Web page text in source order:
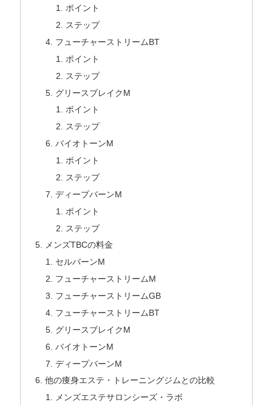
ポイント
ステップ
フューチャーストリームBT
ポイント
ステップ
グリースブレイクM
ポイント
ステップ
バイオトーンM
ポイント
ステップ
ディープバーンM
ポイント
ステップ
メンズTBCの料金
セルバーンM
フューチャーストリームM
フューチャーストリームGB
フューチャーストリームBT
グリースブレイクM
バイオトーンM
ディープバーンM
他の痩身エステ・トレーニングジムとの比較
メンズエステサロンシーズ・ラボ